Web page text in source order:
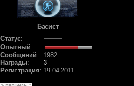
Басист
Статус:
Опытный:
Сообщений:
1982
Награды:
3
Регистрация: 19.04.2011